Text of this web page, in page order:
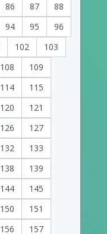
86 87
88
94 95
96
102
103
108
109
114
115
120
121
126
127
132
133
138
139
144
145
150
151
156
157